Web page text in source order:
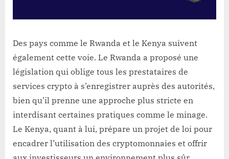
Des pays comme le Rwanda et le Kenya suivent
également cette voie. Le Rwanda a proposé une
législation qui oblige tous les prestataires de
services crypto à s’enregistrer auprès des autorités,
bien qu’il prenne une approche plus stricte en
interdisant certaines pratiques comme le minage.
Le Kenya, quant à lui, prépare un projet de loi pour
encadrer l’utilisation des cryptomonnaies et offrir